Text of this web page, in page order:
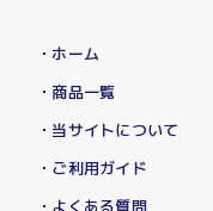
・ホーム
・商品一覧
・当サイトについて
・ご利用ガイド
・よくある質問